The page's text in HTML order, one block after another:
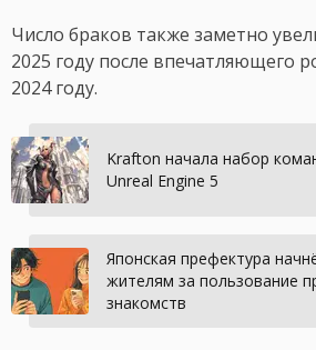
Число браков также заметно
2025 году после впечатляющего
2024 году.
Krafton начала набор
Unreal Engine 5
Японская префектура
жителям за пользование
знакомств